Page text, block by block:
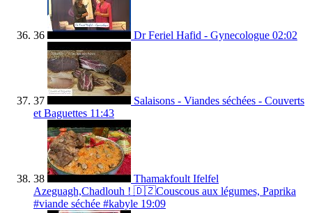
36 Dr Feriel Hafid - Gynecologue 02:02
37
Salaisons - Viandes séchées - Couverts
et Baguettes 11:43
38
Thamakfoult Ifelfel
Azeguagh,Chadlouh ! 🇩🇿Couscous aux légumes, Paprika
#viande séchée #kabyle 19:09